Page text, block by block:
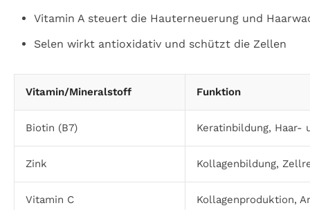
Vitamin A steuert die Hauterneuerung und
Selen wirkt antioxidativ und schützt die Zellen
Vitamin/Mineralstoff Funktion
Biotin (B7) Keratinbildung, Haar-
Zink Kollagenbildung,
Vitamin C Kollagenproduktion,